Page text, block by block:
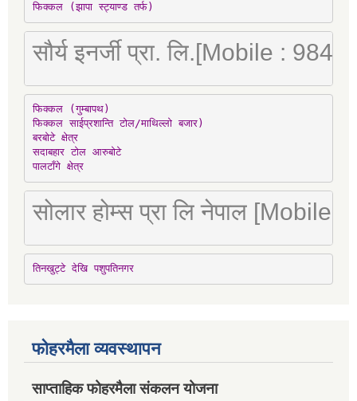
फिक्कल (झापा स्ट्याण्ड तर्फ)
सौर्य इनर्जी प्रा. लि.[Mobile :
फिक्कल (गुम्बापथ)
फिक्कल साईप्रशान्ति टोल/माथिल्लो बजार)
बरबोटे क्षेत्र
सदाबहार टोल आरुबोटे
पालटाँगे क्षेत्र
सोलार होम्स प्रा लि नेपाल [Mobile
तिनखुट्टे देखि पशुपतिनगर
फोहरमैला व्यवस्थापन
साप्ताहिक फोहरमैला संकलन योजना